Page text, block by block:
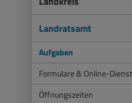
Landratsamt
Aufgaben
Formulare & Online-
Öffnungszeiten